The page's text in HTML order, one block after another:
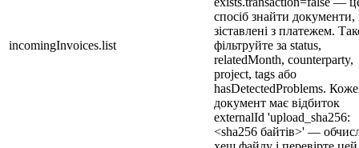
incomingInvoices.list
спосіб знайти
зіставлені з платежем.
фільтруйте за status,
relatedMonth, counterparty,
project, tags або
hasDetectedProblems.
документ має відбиток
externalId 'upload_sha256:
<sha256 байтів>' —